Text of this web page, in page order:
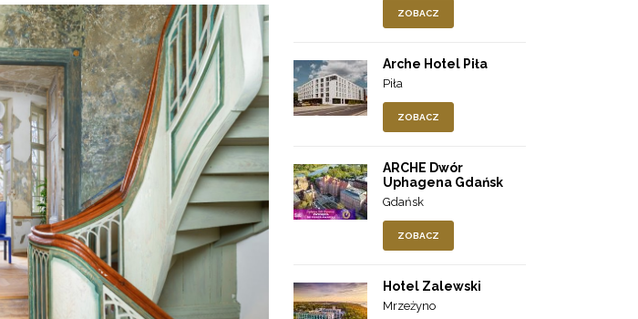
ZOBACZ
Arche Hotel Piła
Piła
ZOBACZ
ARCHE Dwór
Uphagena Gdańsk
Gdańsk
ZOBACZ
Hotel Zalewski
Mrzeżyno